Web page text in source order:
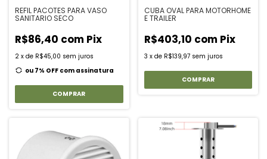
REFIL PACOTES PARA VASO
SANITARIO SECO
R$86,40 com Pix
2 x de R$45,00 sem juros
ou 7% OFF com assinatura
COMPRAR
CUBA OVAL PARA MOTORHOME
E TRAILER
R$403,10 com Pix
3 x de R$139,97 sem juros